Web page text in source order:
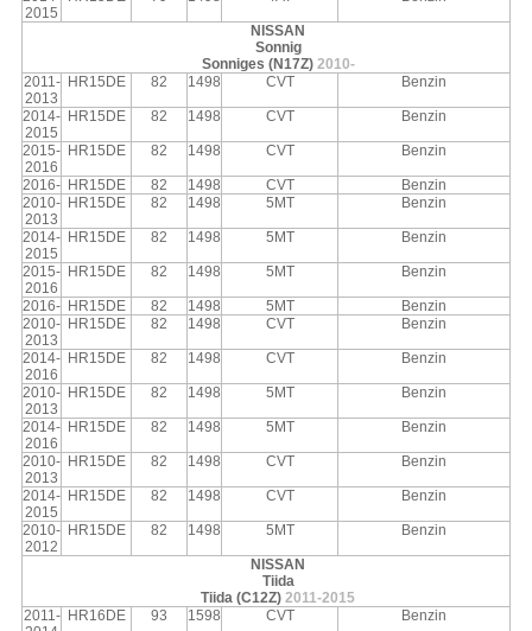
2015
NISSAN
Sonnig
Sonniges (N17Z) 2010-
2011-
2013
HR15DE 82 1498 CVT Benzin
2014-
2015
HR15DE 82 1498 CVT Benzin
2015-
2016
HR15DE 82 1498 CVT Benzin
2016- HR15DE 82 1498 CVT
Benzin
2010-
2013
HR15DE 82 1498 5MT Benzin
2014-
2015
HR15DE 82 1498 5MT Benzin
2015-
2016
HR15DE 82 1498 5MT Benzin
2016- HR15DE 82 1498 5MT
Benzin
2010-
2013
HR15DE 82 1498 CVT Benzin
2014-
2016
HR15DE 82 1498 CVT Benzin
2010-
2013
HR15DE 82 1498 5MT Benzin
2014-
2016
HR15DE 82 1498 5MT Benzin
2010-
2013
HR15DE 82 1498 CVT Benzin
2014-
2015
HR15DE 82 1498 CVT Benzin
2010-
2012
HR15DE 82 1498 5MT Benzin
NISSAN
Tiida
Tiida (C12Z) 2011-2015
2011-
HR16DE 93 1598 CVT Benzin